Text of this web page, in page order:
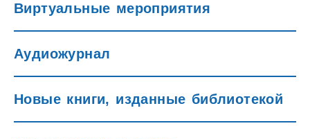
Виртуальные мероприятия
Аудиожурнал
Новые книги, изданные библиотекой